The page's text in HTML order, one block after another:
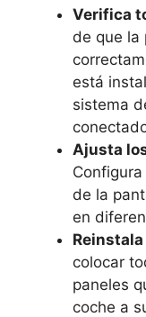
Verifica
de que la
está
sistema
Ajusta
de la
en
colocar
paneles
coche a